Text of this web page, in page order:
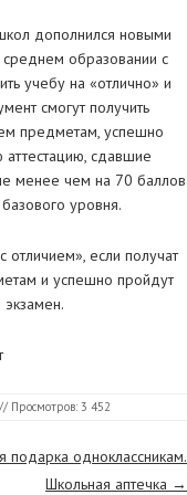
дополнился новыми
среднем образовании с
учебу на «отлично» и
смогут получить
предметам, успешно
сдавшие
менее чем на 70 баллов
уровня.
отличием», если получат
и успешно пройдут
// Просмотров: 3 452
подарка одноклассникам.
Школьная аптечка →